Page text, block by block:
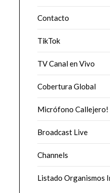
Contacto
TikTok
TV Canal en Vivo
Cobertura Global
Micrófono Callejero!
Broadcast Live
Channels
Listado Organismos